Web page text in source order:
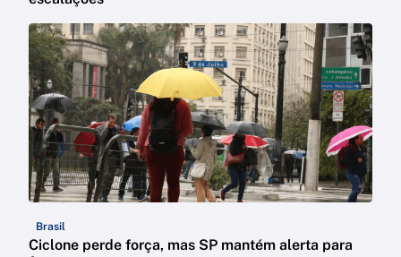
Brasil
Ciclone perde força, mas SP mantém alerta para